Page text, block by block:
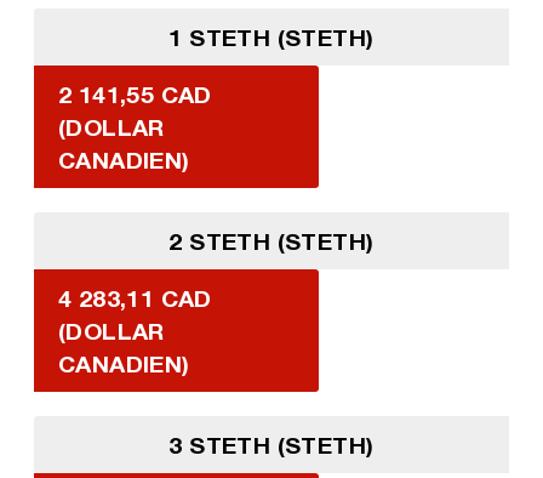
1 STETH (STETH)
2 141,55 CAD
(DOLLAR
CANADIEN)
2 STETH (STETH)
4 283,11 CAD
(DOLLAR
CANADIEN)
3 STETH (STETH)